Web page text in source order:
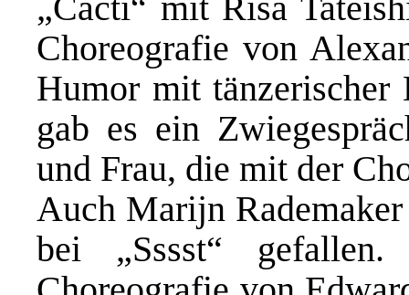
Choreografie von
Humor mit
gab es ein
und Frau, die mit der
Auch Marijn
bei „Sssst“